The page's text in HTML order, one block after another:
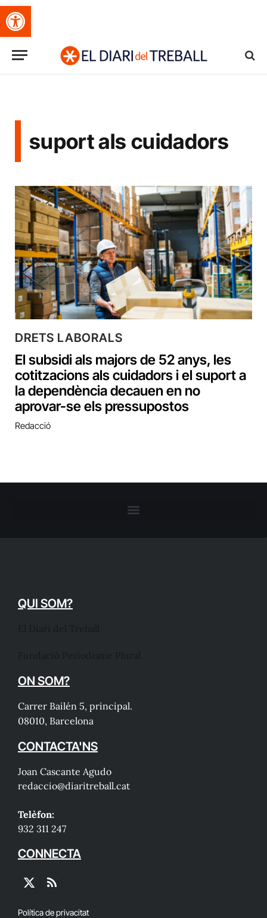
Obre la barra d'eines
suport als cuidadors
DRETS LABORALS
El subsidi als majors de 52 anys, les
cotitzacions als cuidadors i el suport a
la dependència decauen en no
aprovar-se els pressupostos
Redacció
QUI SOM?
ON SOM?
Carrer Bailén 5, principal.
08010, Barcelona
CONTACTA'NS
Joan Cascante Agudo
redaccio@diaritreball.cat
Telèfon:
932 311 247
CONNECTA
X
RSS
Política de privacitat